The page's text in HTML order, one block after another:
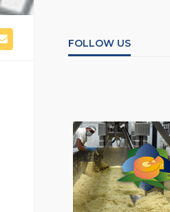
FOLLOW US